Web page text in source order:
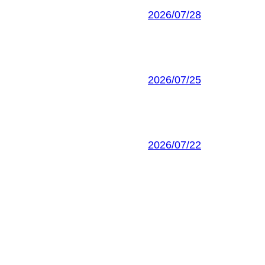
2026/07/28
2026/07/25
2026/07/22